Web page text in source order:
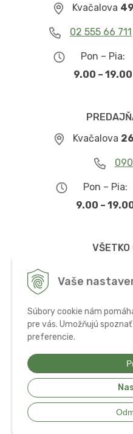
Vaše
Súbory cookie nám
pre vás. Umožňujú
preferencie.
Kvačalova 49
02 555 66 711
Pon – Pia:
9.00 – 19.00
Kvačalova 26
Pon – Pia:
9.00 –
VŠETKO
Ochrana
© 2026 Bio potraviny, zdravá